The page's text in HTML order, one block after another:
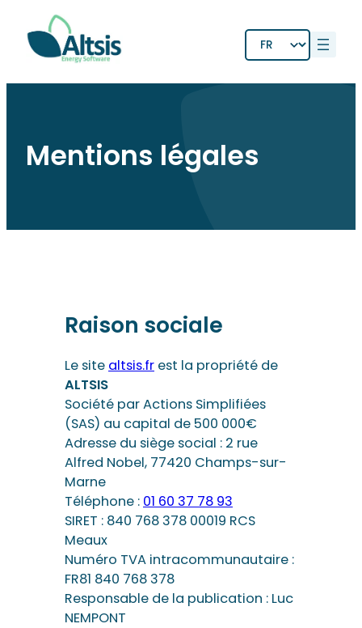
contenu
Choisir
une
Mentions légales
Raison sociale
Le site altsis.fr est la propriété de
ALTSIS
Société par Actions Simplifiées
(SAS) au capital de 500 000€
Adresse du siège social : 2 rue
Alfred Nobel, 77420 Champs-sur-
Marne
Téléphone : 01 60 37 78 93
SIRET : 840 768 378 00019 RCS
Meaux
Numéro TVA intracommunautaire :
FR81 840 768 378
Responsable de la publication : Luc
NEMPONT